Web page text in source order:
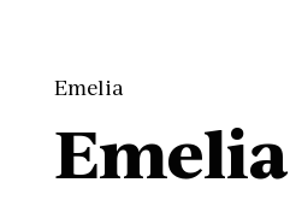
Emelia
Emelia